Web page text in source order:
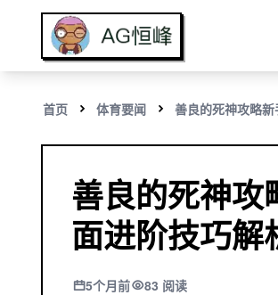
首页 体育要闻 善良的死神攻略
善良的死神
面进阶技巧解
5个月前 83 阅读